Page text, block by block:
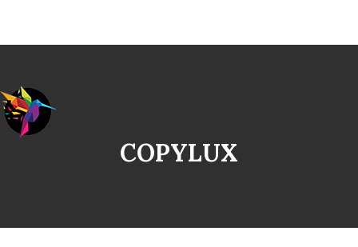
COPYLUX